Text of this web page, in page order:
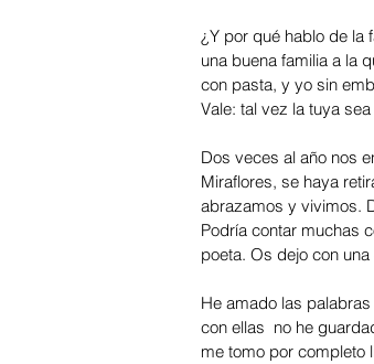
¿Y por qué hablo de la
una buena familia a la
con pasta, y yo sin
Vale: tal vez la tuya
Dos veces al año nos
Miraflores, se haya
abrazamos y vivimos.
Podría contar muchas
poeta. Os dejo con
He amado las
con ellas  no he
me tomo por completo